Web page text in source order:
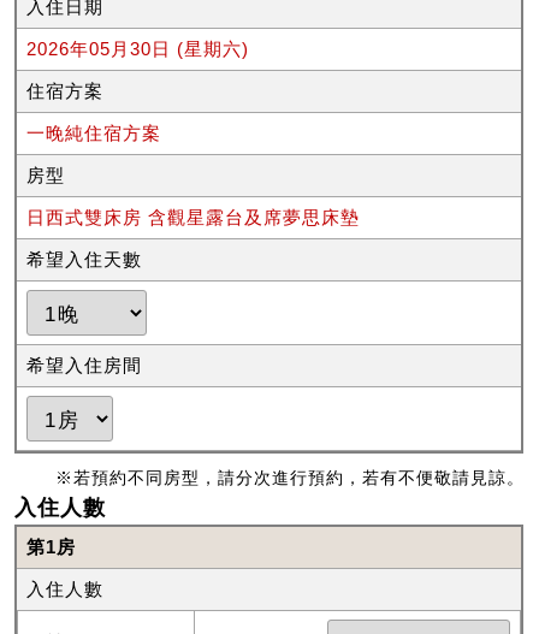
入住日期
2026年05月30日 (星期六)
住宿方案
一晚純住宿方案
房型
日西式雙床房 含觀星露台及席夢思床墊
希望入住天數
希望入住房間
※若預約不同房型，請分次進行預約，若有不便敬請見諒。
入住人數
第1房
入住人數